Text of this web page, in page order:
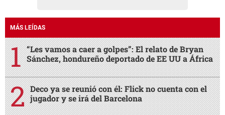
MÁS LEÍDAS
“Les vamos a caer a golpes”: El relato de Bryan
Sánchez, hondureño deportado de EE UU a África
Deco ya se reunió con él: Flick no cuenta con el
jugador y se irá del Barcelona